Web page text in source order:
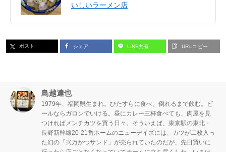
いしいラーメン店
ポスト シェア LINE共有 URLコピー
鳥越達也
1979年、福岡県生まれ。ひたすらに食べ、倒れるまで飲む。ビ
ールならガロンでいける。昼にカレー三杯食べても、肉屋を見
つければメンチカツを買う日々。そういえば、東京駅の東北・
長野新幹線20-21番ホームのニューデイズには、カツが二枚入っ
た幻の「弐万かつサンド」が売られていたのだが、先日買いに